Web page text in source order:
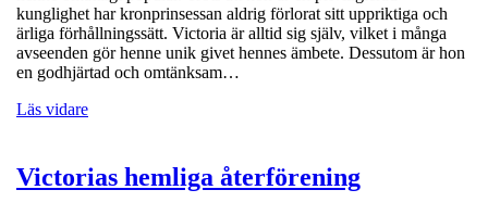
kunglighet har kronprinsessan aldrig förlorat sitt uppriktiga och
ärliga förhållningssätt. Victoria är alltid sig själv, vilket i många
avseenden gör henne unik givet hennes ämbete. Dessutom är hon
en godhjärtad och omtänksam…
Läs vidare
Victorias hemliga återförening